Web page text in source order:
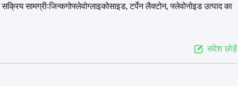
सक्रिय सामग्रीःजिन्कगोफ्लेवोग्लाइकोसाइड, टर्पेन लैक्टोन, फ्लेवोनोइड उत्पाद का
संदेश छोड़ें